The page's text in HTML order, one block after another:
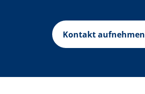
Kontakt aufnehmen